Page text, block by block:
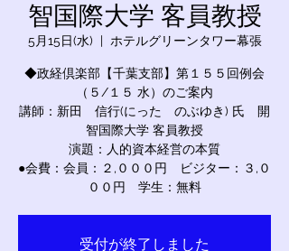
智国際大学 客員教授
5月15日(水)
  |
ホテルグリーンタワー幕張
◆政経倶楽部【千葉支部】第１５５回例会
（５/１５ 水）のご案内
講師：新田 信行(にった のぶゆき) 氏 開
智国際大学 客員教授
演題：人的資本経営の本質
●会費：会員：２,０００円 ビジター：３,０
００円 学生：無料
受付が終了しました